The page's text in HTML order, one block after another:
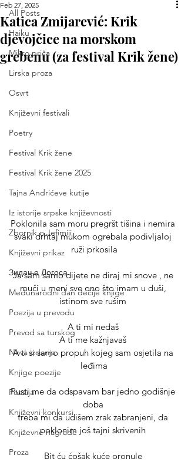
All Posts
Haiku
Mikro priča
Lirska proza
Osvrt
Književni festivali
Poetry
Festival Krik žene
Festival Krik žene 2025
Tajna Andrićeve kutije
Iz istorije srpske književnosti
Zbornik o Jefimiji
Književni prikaz
Зидање Логоса
Međunarodni dan dečije knjige
Poezija u prevodu
Prevod sa turskog
Nova izdanja
Knjige poezije
Poezija
Književni konkursi
Književne nagrade
Proza
Katica Zmijarević: Krik
djevojčice na morskom
grebenu (za festival Krik žene)
Feb 27, 2025
Poklonila sam moru pregršt tišina i nemira
svaki drhtaj mukom ogrebala podivljaloj
ruži prkosila
Ja sam samo dijete ne diraj mi snove , ne
muči u meni sve ono što imam u duši,
istinom sve rušim
A ti mi nedaš
A ti me kažnjavaš
A ti si samo propuh kojeg sam osjetila na
leđima
Pusti me da odspavam bar jedno godišnje
doba
treba mi da udišem zrak zabranjeni, da
poklonim još tajni skrivenih
Bit ću ćošak kuće oronule